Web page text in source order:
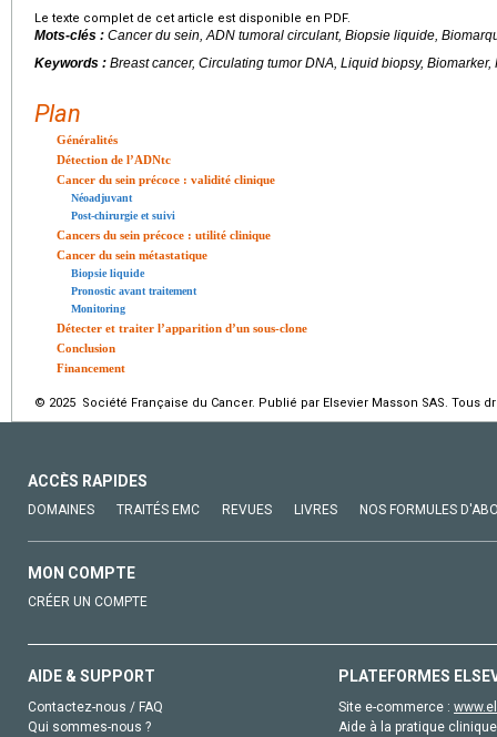
Le texte complet de cet article est disponible en PDF.
Mots-clés : Cancer du sein, ADN tumoral circulant, Biopsie liquide,
Keywords : Breast cancer, Circulating tumor DNA, Liquid biopsy, Biomarker,
Plan
Généralités
Détection de l’ADNtc
Cancer du sein précoce : validité clinique
Néoadjuvant
Post-chirurgie et suivi
Cancers du sein précoce : utilité clinique
Cancer du sein métastatique
Biopsie liquide
Pronostic avant traitement
Monitoring
Détecter et traiter l’apparition d’un sous-clone
Conclusion
Financement
© 2025 Société Française du Cancer. Publié par Elsevier Masson SAS. Tous
ACCÈS RAPIDES
DOMAINES TRAITÉS EMC REVUES LIVRES NOS FORMULES
MON COMPTE
CRÉER UN COMPTE
AIDE & SUPPORT
Contactez-nous / FAQ
Qui sommes-nous ?
PLATEFORMES
Site e-commerce :
Aide à la pratique